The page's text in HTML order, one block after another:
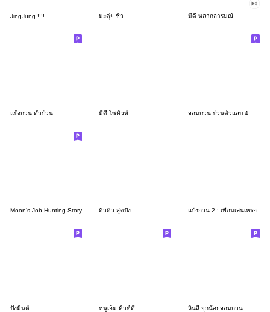
JingJung !!!! มะตุ่ย ชิว มีดี้ หลากอารมณ์
แป้งกวน ตัวป่วน มีดี้ โซคิวท์ จอมกวน ป่วนตัวแสบ 4
Moon’s Job Hunting Story ดิวดิว สุดปัง แป้งกวน 2 : เพื่อนเล่นเหรอ
ปังมิ้นต์ หนูเอ็ม คิวท์ตี้ ลินลี่ จุกน้อยจอมกวน